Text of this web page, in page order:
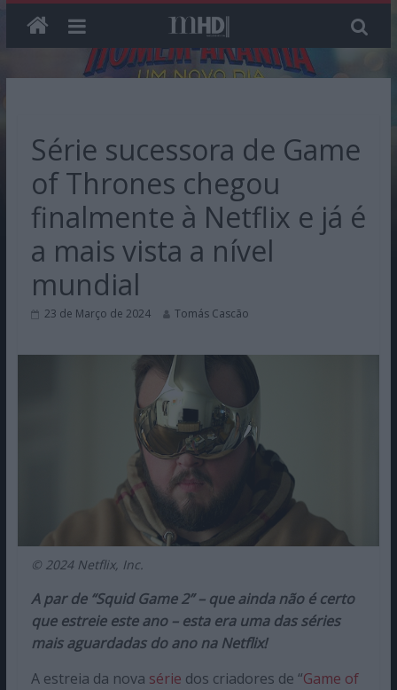
Série sucessora de Game
of Thrones chegou
finalmente à Netflix e já é
a mais vista a nível
mundial
23 de Março de 2024 Tomás Cascão
© 2024 Netflix, Inc.
A par de “Squid Game 2” – que ainda não é certo
que estreie este ano – esta era uma das séries
mais aguardadas do ano na Netflix!
A estreia da nova série dos criadores de “Game of